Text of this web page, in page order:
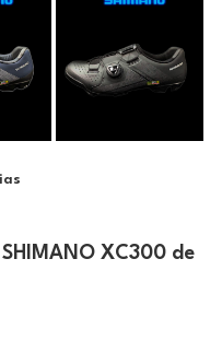
XC300 de